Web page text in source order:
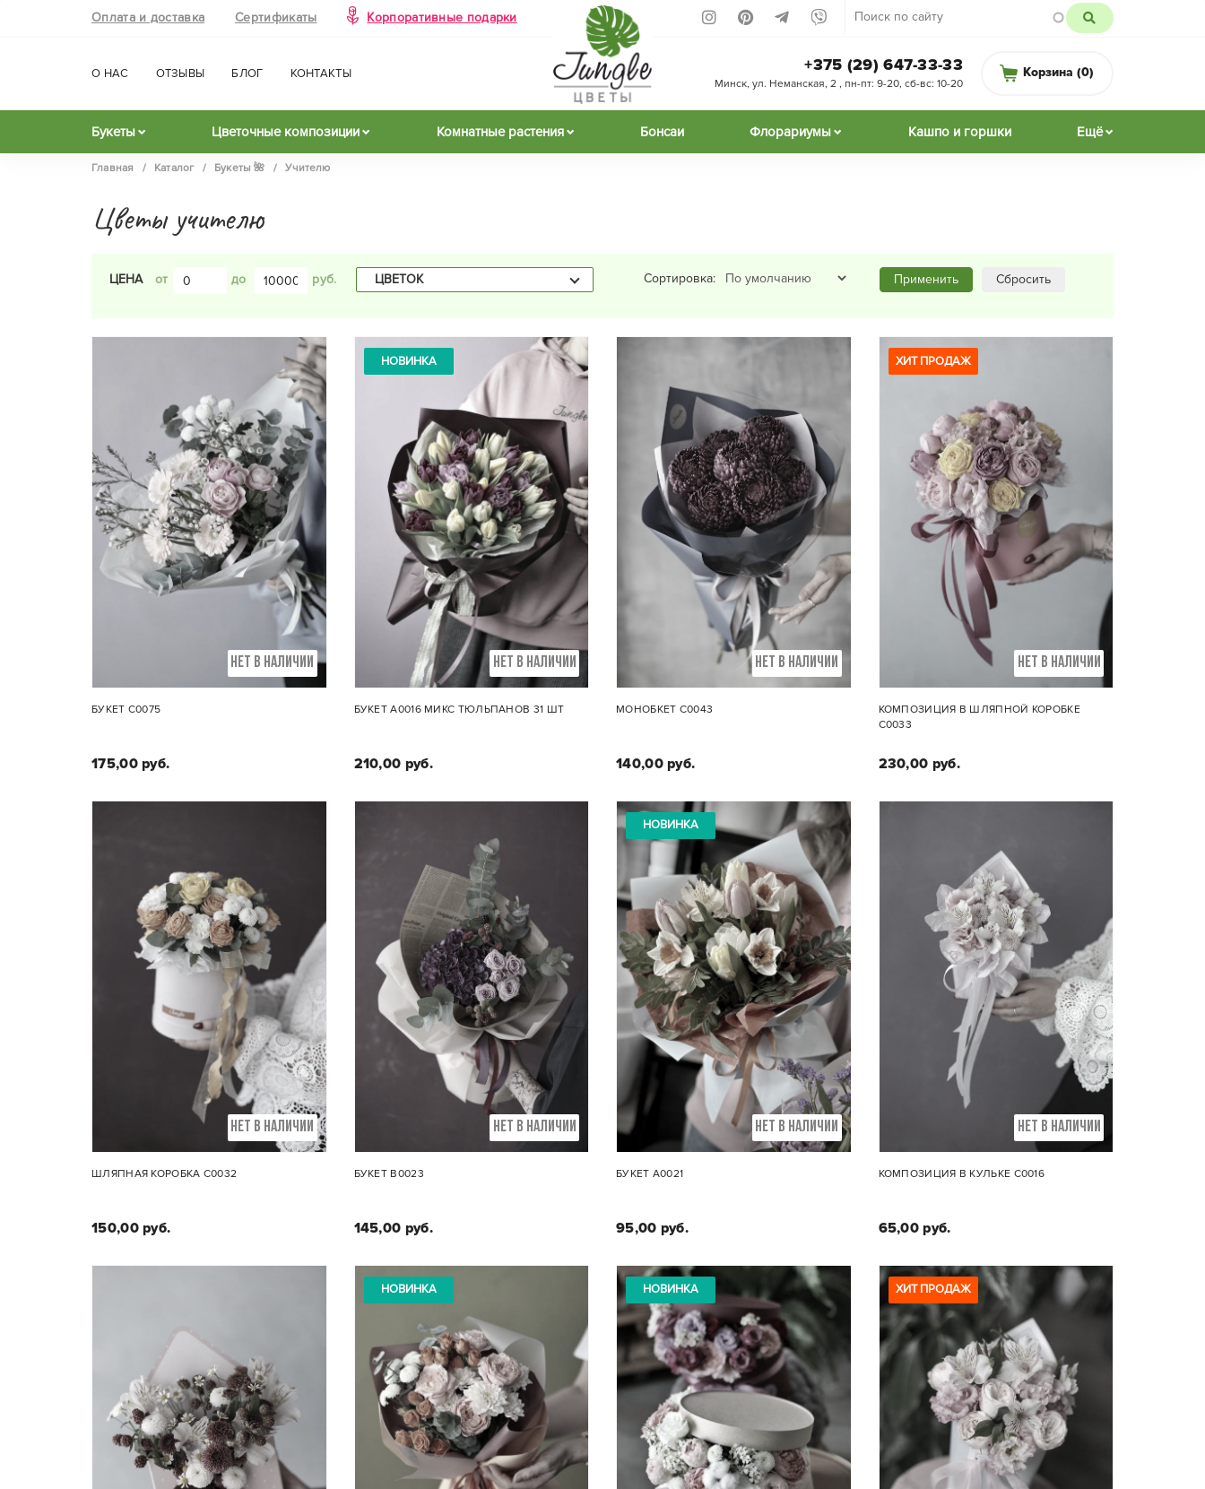
Оплата и доставка Сертификаты Корпоративные подарки
О НАС ОТЗЫВЫ БЛОГ КОНТАКТЫ Корзина (0)
+375 (29) 647-33-33
Минск, ул. Неманская, 2 , пн-пт: 9-20, сб-вс: 10-20
Букеты Цветочные композиции Комнатные растения Бонсаи Флорариумы Кашпо и горшки Ещё
Главная / Каталог / Букеты 🌺 / Учителю
Цветы учителю
ЦЕНА до ЦВЕТОК Сортировка: Применить Сбросить
НЕТ В НАЛИЧИИ
хризантема, хамелациум,
эвкалипт
БУКЕТ С0075
175,00 руб.
НЕТ В НАЛИЧИИ
НОВИНКА
Состав букета и оформление:
Моно-букет из тюльпанов 31 шт
упакован в корейскую матовую
пленку
БУКЕТ А0016 МИКС ТЮЛЬПАНОВ 31 ШТ
210,00 руб.
НЕТ В НАЛИЧИИ
Состав композиции:
Хризантема Бигуди - 7 штук
МОНОБКЕТ C0043
140,00 руб.
НЕТ В НАЛИЧИИ
ХИТ ПРОДАЖ
Кустовая пионовидная роза,
эустома
КОМПОЗИЦИЯ В ШЛЯПНОЙ КОРОБКЕ
С0033
230,00 руб.
НЕТ В НАЛИЧИИ
гвоздика, хризантема, эустома
ШЛЯПНАЯ КОРОБКА С0032
150,00 руб.
НЕТ В НАЛИЧИИ
Состав букета:
Гортензия, кустовая роза,
рубус, зелень
БУКЕТ В0023
145,00 руб.
НЕТ В НАЛИЧИИ
НОВИНКА
Состав букета :
Нарциссы, тюльпаны,
альстромерия
БУКЕТ А0021
95,00 руб.
НЕТ В НАЛИЧИИ
Состав композиции:
Кустовая хризантема, эустома,
альстромерия
КОМПОЗИЦИЯ В КУЛЬКЕ С0016
65,00 руб.
НОВИНКА НОВИНКА ХИТ ПРОДАЖ